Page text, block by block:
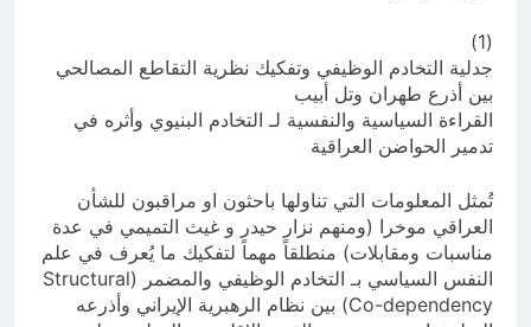
(1)
جدلية التخادم الوظيفي وتفكيك نظرية التقاطع المصالحي
بين أذرع طهران وتل أبيب
القراءة السياسية والنفسية لـ التخادم البنيوي وأثره في
تدمير الحواضن العراقية
تُمثل المعلومات التي تناولها باحثون او مراقبون للشأن
العراقي موخرا (ومنهم نزار حيدر و غيث التميمي في عدة
مناسبات ومقابلات) منطلقاً مهماً لتفكيك ما يُعرف في علم
النفس السياسي بـ التخادم الوظيفي والمضمر (Structural
Co-dependency) بين نظام الرهبرية الإيراني وأذرعه